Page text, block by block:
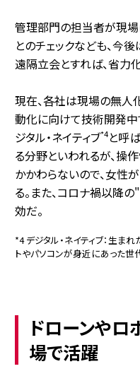
管理部門の担当者が現
とのチェックなども、今
遠隔立会とすれば、省力
現在、各社は現場の無人
動化に向けて技術開発中
ジタル・ネイティブ*4と呼
る分野といわれるが、操
かかわらないので、女性
る。また、コロナ禍以降
効だ。
*4 デジタル・ネイティブ：生ま
トやパソコンが身近にあった世
ドローンやロ
場で活躍